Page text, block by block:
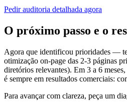
Pedir auditoria detalhada agora
O próximo passo e o
Agora que identificou prioridades —
otimização on-page das 2-3 páginas
diretórios relevantes). Em 3 a 6
é sempre em resultados comerciais:
Para avançar com clareza, peça um